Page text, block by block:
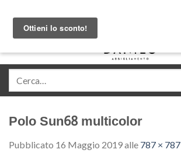
content
Polo Sun68 multicolor
Pubblicato 16 Maggio 2019alle 787 × 787